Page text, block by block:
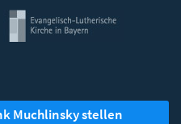
Muchlinsky stellen